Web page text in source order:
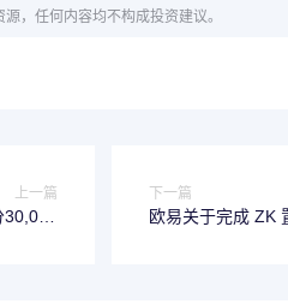
，任何内容均不构成投资建议。
上一篇 下一篇
欧易关于完成 ZK